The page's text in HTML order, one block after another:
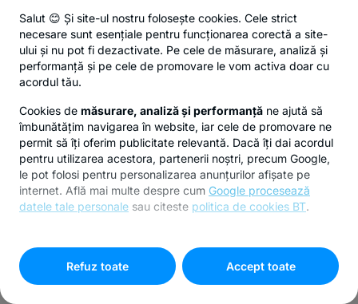
Salut 😊 Și site-ul nostru folosește cookies. Cele strict
necesare sunt esențiale pentru funcționarea corectă a site-
ului și nu pot fi dezactivate. Pe cele de măsurare, analiză și
performanță și pe cele de promovare le vom activa doar cu
acordul tău.
Cookies de măsurare, analiză și performanță ne ajută să
îmbunătățim navigarea în website, iar cele de promovare ne
permit să îți oferim publicitate relevantă. Dacă îți dai acordul
pentru utilizarea acestora, partenerii noștri, precum Google,
le pot folosi pentru personalizarea anunțurilor afișate pe
internet. Află mai multe despre cum Google procesează
datele tale personale sau citeste politica de cookies BT.
cookies"
Refuz toate
Accept toate